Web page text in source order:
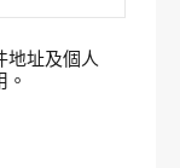
地址及個人